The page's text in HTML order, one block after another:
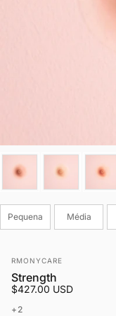
Cor
Tamanho
Pequena Média
Fornecedor:
RMONYCARE
Strength
$427.00 USD
+2